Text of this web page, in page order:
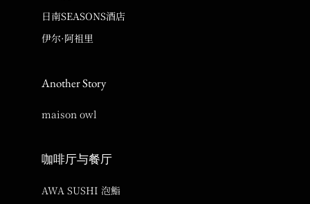
日南SEASONS酒店
伊尔·阿祖里
Another Story
maison owl
咖啡厅与餐厅
AWA SUSHI 泡鮨